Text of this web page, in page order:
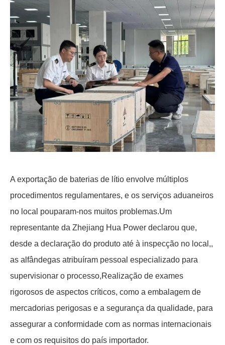
A exportação de baterias de lítio envolve múltiplos
procedimentos regulamentares, e os serviços aduaneiros
no local pouparam-nos muitos problemas.Um
representante da Zhejiang Hua Power declarou que,
desde a declaração do produto até à inspecção no local,,
as alfândegas atribuíram pessoal especializado para
supervisionar o processo,Realização de exames
rigorosos de aspectos críticos, como a embalagem de
mercadorias perigosas e a segurança da qualidade, para
assegurar a conformidade com as normas internacionais
e com os requisitos do país importador.